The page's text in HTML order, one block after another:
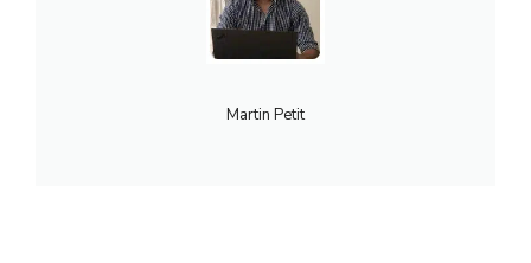
Martin Petit